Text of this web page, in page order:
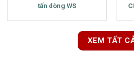
tấn dòng WS
XEM TẤT